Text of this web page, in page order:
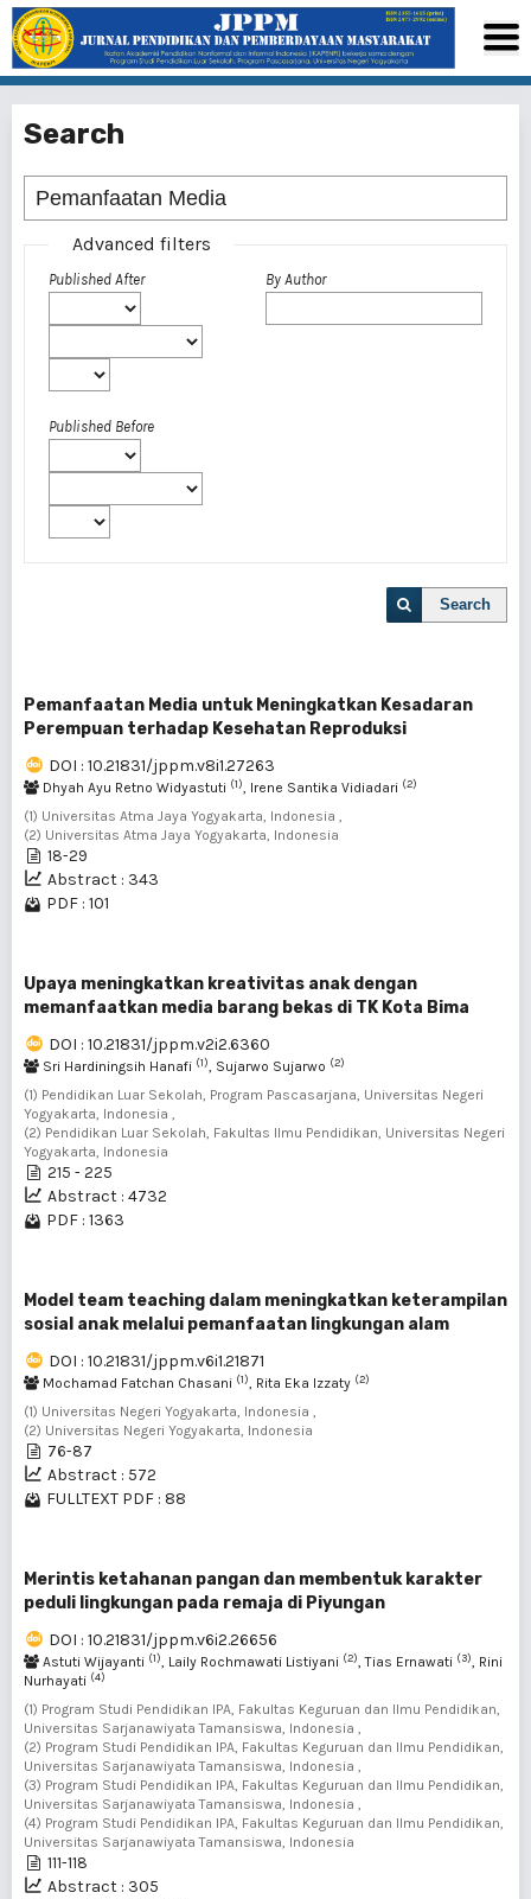
Search
Advanced filters
Published After
Published Before
By Author
Search
Pemanfaatan Media untuk Meningkatkan Kesadaran
Perempuan terhadap Kesehatan Reproduksi
DOI : 10.21831/jppm.v8i1.27263
Dhyah Ayu Retno Widyastuti (1), Irene Santika Vidiadari (2)
(1) Universitas Atma Jaya Yogyakarta, Indonesia ,
(2) Universitas Atma Jaya Yogyakarta, Indonesia
18-29
Abstract : 343
PDF : 101
Upaya meningkatkan kreativitas anak dengan
memanfaatkan media barang bekas di TK Kota Bima
DOI : 10.21831/jppm.v2i2.6360
Sri Hardiningsih Hanafi (1), Sujarwo Sujarwo (2)
(1) Pendidikan Luar Sekolah, Program Pascasarjana, Universitas Negeri
Yogyakarta, Indonesia ,
(2) Pendidikan Luar Sekolah, Fakultas Ilmu Pendidikan, Universitas Negeri
Yogyakarta, Indonesia
215 - 225
Abstract : 4732
PDF : 1363
Model team teaching dalam meningkatkan keterampilan
sosial anak melalui pemanfaatan lingkungan alam
DOI : 10.21831/jppm.v6i1.21871
Mochamad Fatchan Chasani (1), Rita Eka Izzaty (2)
(1) Universitas Negeri Yogyakarta, Indonesia ,
(2) Universitas Negeri Yogyakarta, Indonesia
76-87
Abstract : 572
FULLTEXT PDF : 88
Merintis ketahanan pangan dan membentuk karakter
peduli lingkungan pada remaja di Piyungan
DOI : 10.21831/jppm.v6i2.26656
Astuti Wijayanti (1), Laily Rochmawati Listiyani (2), Tias Ernawati (3), Rini
Nurhayati (4)
(1) Program Studi Pendidikan IPA, Fakultas Keguruan dan Ilmu Pendidikan,
Universitas Sarjanawiyata Tamansiswa, Indonesia ,
(2) Program Studi Pendidikan IPA, Fakultas Keguruan dan Ilmu Pendidikan,
Universitas Sarjanawiyata Tamansiswa, Indonesia ,
(3) Program Studi Pendidikan IPA, Fakultas Keguruan dan Ilmu Pendidikan,
Universitas Sarjanawiyata Tamansiswa, Indonesia ,
(4) Program Studi Pendidikan IPA, Fakultas Keguruan dan Ilmu Pendidikan,
Universitas Sarjanawiyata Tamansiswa, Indonesia
111-118
Abstract : 305